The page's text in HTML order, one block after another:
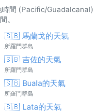
時間 (Pacific/Guadalcanal)
。
🇸🇧 馬蘭戈的天氣
所羅門群島
🇸🇧 吉佐的天氣
所羅門群島
🇸🇧 Buala的天氣
所羅門群島
🇸🇧 Lata的天氣